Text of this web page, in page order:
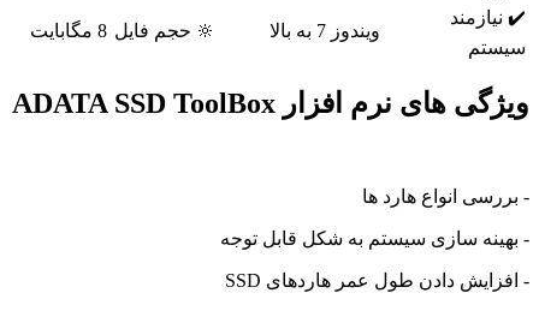
✔️ نیازمند
سیستم
ویندوز 7 به بالا 🔆 حجم فایل 8 مگابایت
ویژگی های نرم افزار ADATA SSD ToolBox
- بررسی انواع هارد ها
- بهینه سازی سیستم به شکل قابل توجه
- افزایش دادن طول عمر هاردهای SSD